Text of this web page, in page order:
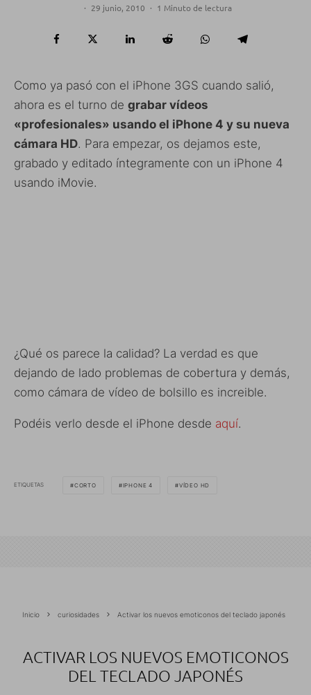
· 29 junio, 2010 · 1 Minuto de lectura
Como ya pasó con el iPhone 3GS cuando salió,
ahora es el turno de grabar vídeos
«profesionales» usando el iPhone 4 y su nueva
cámara HD. Para empezar, os dejamos este,
grabado y editado íntegramente con un iPhone 4
usando iMovie.
¿Qué os parece la calidad? La verdad es que
dejando de lado problemas de cobertura y demás,
como cámara de vídeo de bolsillo es increible.
Podéis verlo desde el iPhone desde aquí.
ETIQUETAS CORTO IPHONE 4 VÍDEO HD
Inicio curiosidades Activar los nuevos emoticonos del teclado japonés
ACTIVAR LOS NUEVOS EMOTICONOS
DEL TECLADO JAPONÉS